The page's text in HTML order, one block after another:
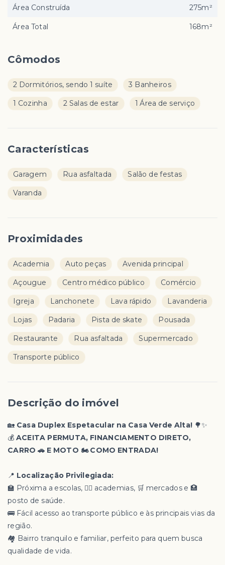
Cômodos
2 Dormitórios, sendo 1 suíte 3 Banheiros
1 Cozinha 2 Salas de estar 1 Área de serviço
Características
Garagem Rua asfaltada Salão de festas
Varanda
Proximidades
Academia Auto peças Avenida principal
Açougue Centro médico público Comércio
Igreja Lanchonete Lava rápido Lavanderia
Lojas Padaria Pista de skate Pousada
Restaurante Rua asfaltada Supermercado
Transporte público
Descrição do imóvel
🏡 Casa Duplex Espetacular na Casa Verde Alta! 🌳✨
💰 ACEITA PERMUTA, FINANCIAMENTO DIRETO,
CARRO 🚗 E MOTO 🏍️ COMO ENTRADA!
📍 Localização Privilegiada:
🏫 Próxima a escolas, 🏋️‍♀️ academias, 🛒 mercados e 🏥
posto de saúde.
🚌 Fácil acesso ao transporte público e às principais vias da
região.
🏘️ Bairro tranquilo e familiar, perfeito para quem busca
qualidade de vida.
Área Construída 275m²
Área Total 168m²